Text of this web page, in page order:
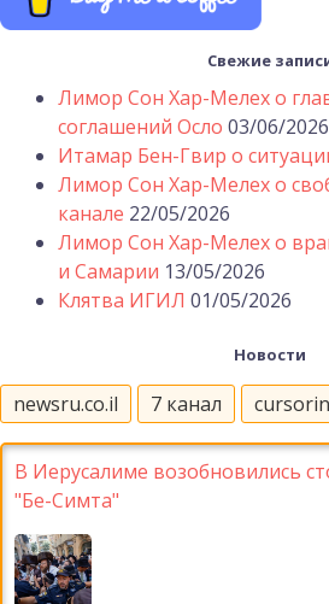
Свежие
Лимор Сон Хар-Мелех о
соглашений Осло 03/06/2026
Итамар Бен-Гвир о
Лимор Сон Хар-Мелех о
канале 22/05/2026
Лимор Сон Хар-Мелех о
и Самарии 13/05/2026
Клятва ИГИЛ 01/05/2026
Новости
newsru.co.il 7 канал
В Иерусалиме возобновились
"Бе-Симта"